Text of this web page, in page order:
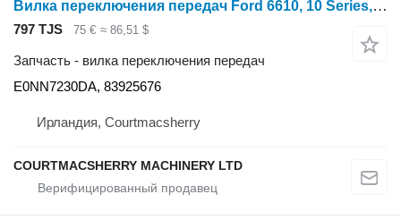
Вилка переключения передач Ford 6610, 10 Series, Tranmision Upper Mainshaft Fork E0nn7230da, 839 E0NN7230DA для трактора колесного Ford 5110, 5610, 6410, 6610, 6710, 6810, 7410, 7810, 7610, 7710, 7910, 8210
797 TJS 75 € ≈ 86,51 $
Запчасть - вилка переключения передач
E0NN7230DA, 83925676
Ирландия, Courtmacsherry
COURTMACSHERRY MACHINERY LTD